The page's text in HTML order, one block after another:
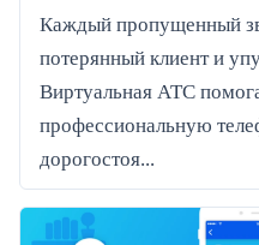
Каждый пропущенный
потерянный клиент и
Виртуальная АТС
профессиональную
дорогостоя...